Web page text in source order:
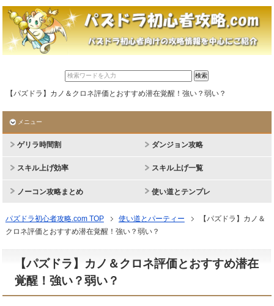
【パズドラ】カノ＆クロネ評価とおすすめ潜在覚醒！強い？弱い？
メニュー
ゲリラ時間割 ダンジョン攻略
スキル上げ効率 スキル上げ一覧
ノーコン攻略まとめ 使い道とテンプレ
パズドラ初心者攻略.com TOP 使い道とパーティー
【パズドラ】カノ＆
クロネ評価とおすすめ潜在覚醒！強い？弱い？
【パズドラ】カノ＆クロネ評価とおすすめ潜在
覚醒！強い？弱い？